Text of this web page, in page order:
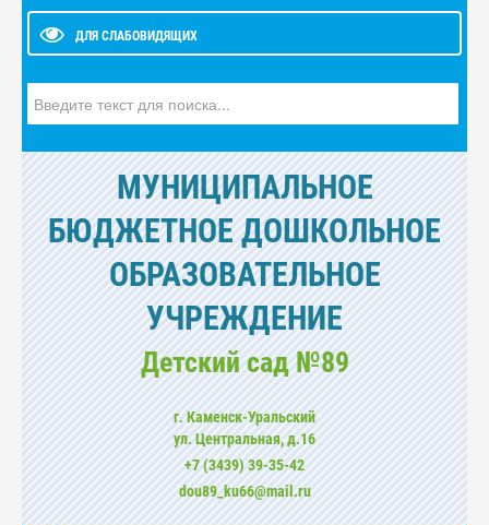
ДЛЯ СЛАБОВИДЯЩИХ
МУНИЦИПАЛЬНОЕ
БЮДЖЕТНОЕ ДОШКОЛЬНОЕ
ОБРАЗОВАТЕЛЬНОЕ
УЧРЕЖДЕНИЕ
Детский сад №89
г. Каменск-Уральский
ул. Центральная, д.16
+7 (3439) 39-35-42
dou89_ku66@mail.ru